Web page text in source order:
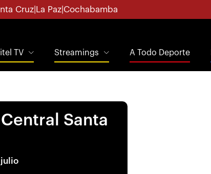
Cruz La Paz Cochabamba
TV Streamings A Todo Deporte
Santa
julio